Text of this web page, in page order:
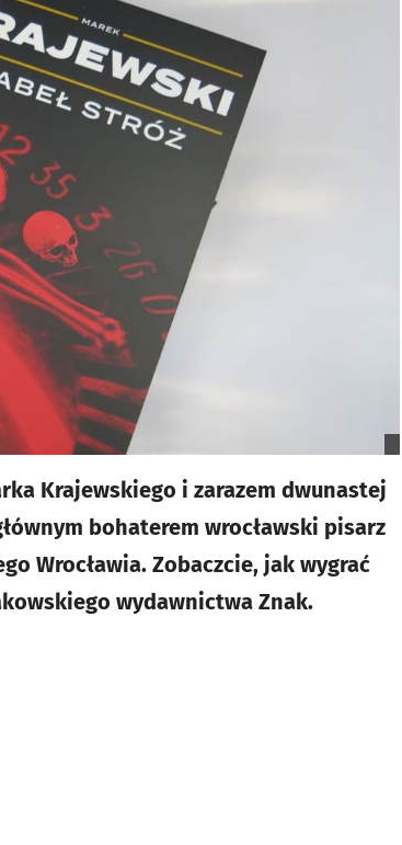
Krajewskiego i zarazem dwunastej
bohaterem wrocławski pisarz
Wrocławia. Zobaczcie, jak wygrać
wydawnictwa Znak.